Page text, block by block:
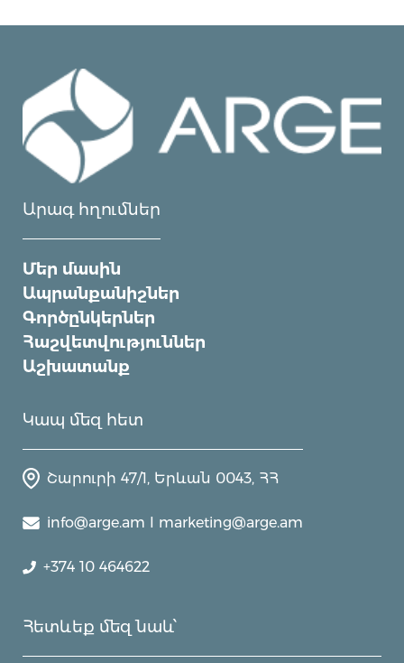
Արագ հղումներ
Մեր մասին
Ապրանքանիշներ
Գործընկերներ
Հաշվետվություններ
Աշխատանք
Կապ մեզ հետ
Շարուրի 47/1, Երևան 0043, ՀՀ
info@arge.am I marketing@arge.am
+374 10 464622
Հետևեք մեզ նաև՝